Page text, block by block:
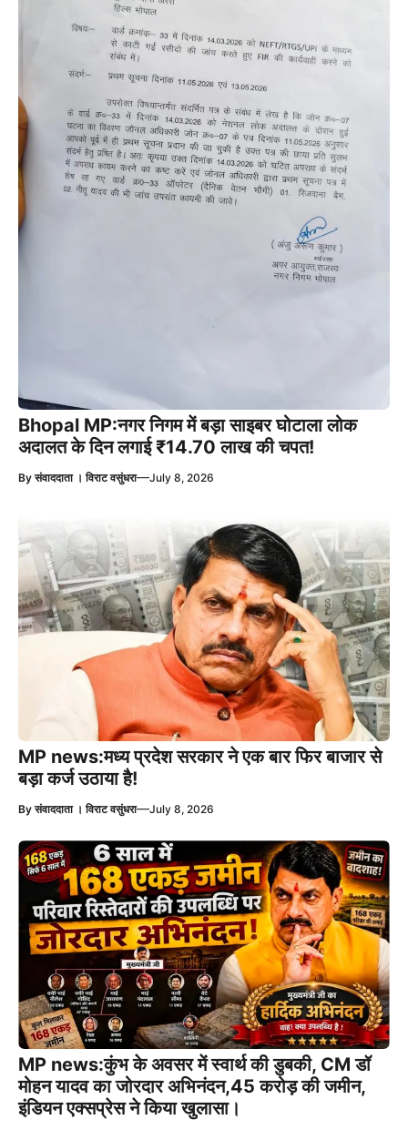
Bhopal MP:नगर निगम में बड़ा साइबर घोटाला लोक
अदालत के दिन लगाई ₹14.70 लाख की चपत!
Byसंवाददाता । विराट वसुंधरा—July 8, 2026
MP news:मध्य प्रदेश सरकार ने एक बार फिर बाजार से
बड़ा कर्ज उठाया है!
Byसंवाददाता । विराट वसुंधरा—July 8, 2026
MP news:कुंभ के अवसर में स्वार्थ की डुबकी, CM डॉ
मोहन यादव का जोरदार अभिनंदन,45 करोड़ की जमीन,
इंडियन एक्सप्रेस ने किया खुलासा।